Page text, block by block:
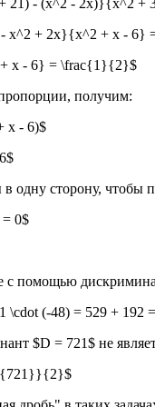
21) - (x^2 - 2x)}{x^2
- x^2 + 2x}{x^2 + x - 6}
x - 6} = \frac{1}{2}$
получим:
x - 6)$
одну сторону, чтобы
0$
с помощью
\cdot (-48) = 529 + 192
$D = 721$ не